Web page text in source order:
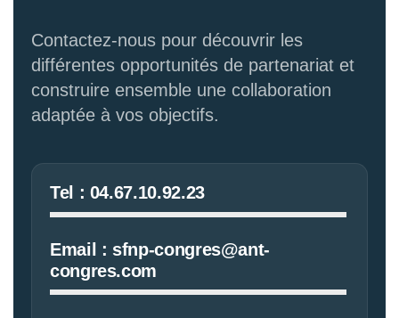
Contactez-nous pour découvrir les
différentes opportunités de partenariat et
construire ensemble une collaboration
adaptée à vos objectifs.
Tel : 04.67.10.92.23
Email : sfnp-congres@ant-
congres.com